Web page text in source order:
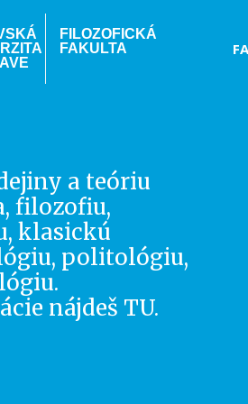
FILOZOFICKÁ
FAKULTA
a teóriu
, filozofiu,
, klasickú
, politológiu,
nájdeš TU.